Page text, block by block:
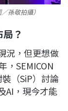
孫敬拍攝）
？
況，但更想做
，SEMICON
（SiP）討論
AI，現今才能